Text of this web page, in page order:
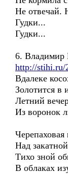
Не отвечай.
Гудки...
Гудки...
6. Владимир
http://stihi.ru/
Вдалеке
Золотится в
Летний
Из воронок
Черепаховая
Над
Тихо зной
В облаках